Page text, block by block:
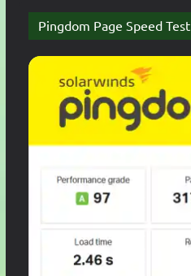
Pingdom Page Speed Test